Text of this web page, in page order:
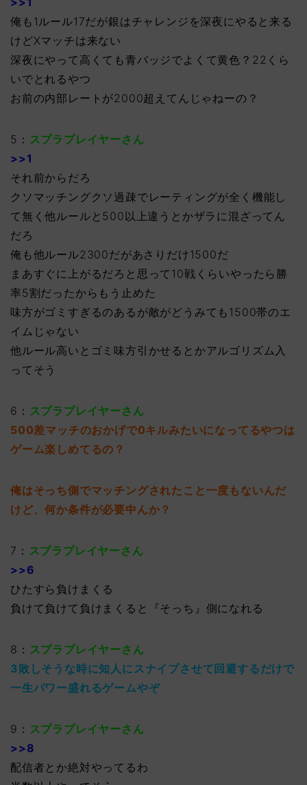
俺も1ルール17だが銀はチャレンジを深夜にやると来る
けどXマッチは来ない
深夜にやって高くても青バッジでよくて黄色？22くら
いでとれるやつ
お前の内部レートが2000超えてんじゃねーの？
5： スプラプレイヤーさん
>>1
それ前からだろ
クソマッチングクソ過疎でレーティングが全く機能し
て無く他ルールと500以上違うとかザラに混ざってん
だろ
俺も他ルール2300だがあさりだけ1500だ
まあすぐに上がるだろと思って10戦くらいやったら勝
率5割だったからもう止めた
味方がゴミすぎるのあるが敵がどうみても1500帯のエ
イムじゃない
他ルール高いとゴミ味方引かせるとかアルゴリズム入
ってそう
6： スプラプレイヤーさん
500差マッチのおかげで0キルみたいになってるやつは
ゲーム楽しめてるの？
俺はそっち側でマッチングされたこと一度もないんだ
けど、何か条件が必要中んか？
7： スプラプレイヤーさん
>>6
ひたすら負けまくる
負けて負けて負けまくると『そっち』側になれる
8： スプラプレイヤーさん
3敗しそうな時に知人にスナイプさせて回避するだけで
一生パワー盛れるゲームやぞ
9： スプラプレイヤーさん
>>8
配信者とか絶対やってるわ